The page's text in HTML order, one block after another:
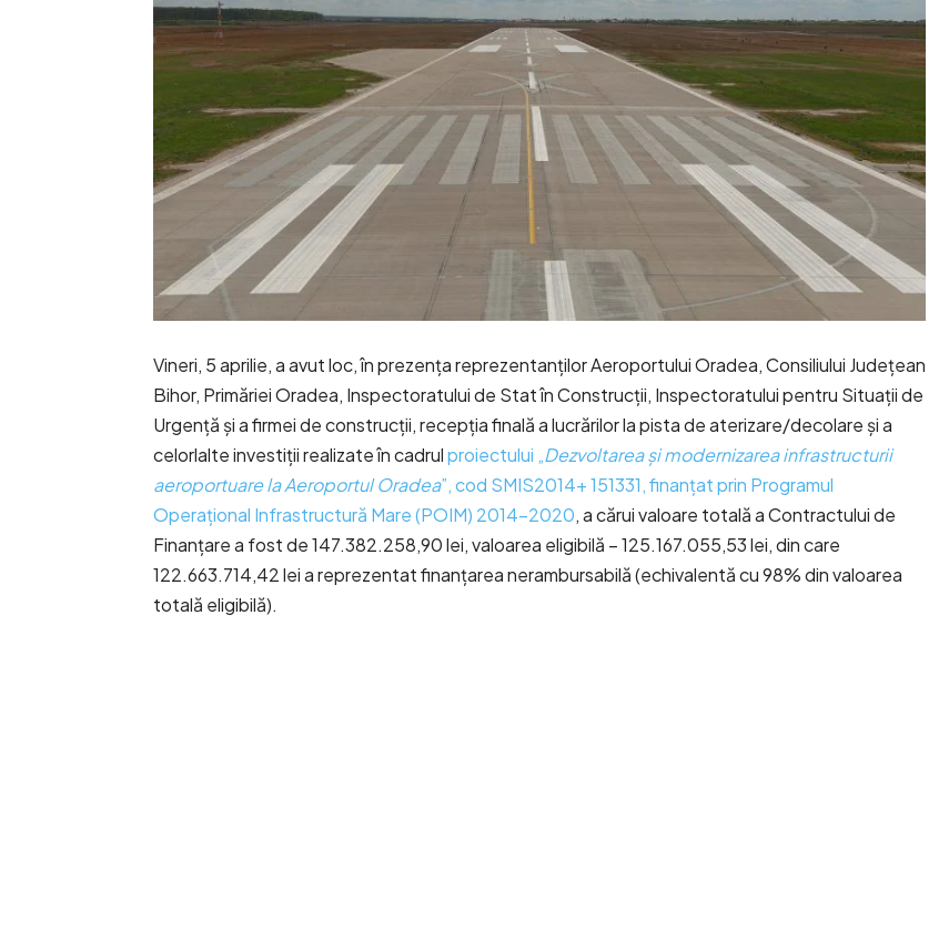
Vineri, 5 aprilie, a avut loc, în prezența reprezentanților Aeroportului Oradea, Consiliului Județean
Bihor, Primăriei Oradea, Inspectoratului de Stat în Construcții, Inspectoratului pentru Situații de
Urgență și a firmei de construcții, recepția finală a lucrărilor la pista de aterizare/decolare și a
celorlalte investiții realizate în cadrulproiectului „Dezvoltarea și modernizarea infrastructurii
aeroportuare la Aeroportul Oradea”, cod SMIS2014+ 151331, finanțat prin Programul
Operațional Infrastructură Mare (POIM) 2014-2020, a cărui valoare totală a Contractului de
Finanțare a fost de 147.382.258,90 lei, valoarea eligibilă – 125.167.055,53 lei, din care
122.663.714,42 lei a reprezentat finanțarea nerambursabilă (echivalentă cu 98% din valoarea
totală eligibilă).